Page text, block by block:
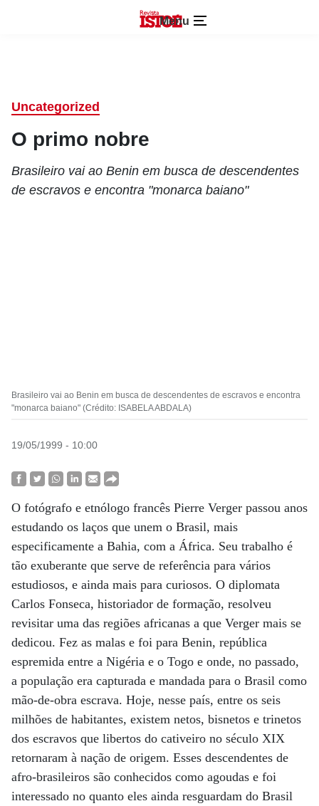
Menu
Uncategorized
O primo nobre
Brasileiro vai ao Benin em busca de descendentes
de escravos e encontra "monarca baiano"
Brasileiro vai ao Benin em busca de descendentes de escravos e encontra
"monarca baiano" (Crédito: ISABELA ABDALA)
19/05/1999 - 10:00
O fotógrafo e etnólogo francês Pierre Verger passou anos
estudando os laços que unem o Brasil, mais
especificamente a Bahia, com a África. Seu trabalho é
tão exuberante que serve de referência para vários
estudiosos, e ainda mais para curiosos. O diplomata
Carlos Fonseca, historiador de formação, resolveu
revisitar uma das regiões africanas a que Verger mais se
dedicou. Fez as malas e foi para Benin, república
espremida entre a Nigéria e o Togo e onde, no passado,
a população era capturada e mandada para o Brasil como
mão-de-obra escrava. Hoje, nesse país, entre os seis
milhões de habitantes, existem netos, bisnetos e trinetos
dos escravos que libertos do cativeiro no século XIX
retornaram à nação de origem. Esses descendentes de
afro-brasileiros são conhecidos como agoudas e foi
interessado no quanto eles ainda resguardam do Brasil